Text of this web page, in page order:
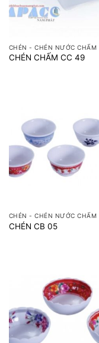
CHÉN - CHÉN NƯỚC CHẤM
CHÉN CHẤM CC 49
CHÉN - CHÉN NƯỚC CHẤM
CHÉN CB 05